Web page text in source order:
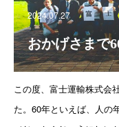
先輩社員の声
お問合
お問い合わせフ
2024.07.27
おかげさまで
この度、富士運輸株式会
た。60年といえば、人の